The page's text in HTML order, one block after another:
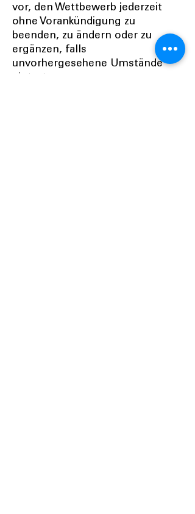
vor, den Wettbewerb jederzeit
ohne Vorankündigung zu
beenden, zu ändern oder zu
ergänzen, falls
unvorhergesehene Umstände